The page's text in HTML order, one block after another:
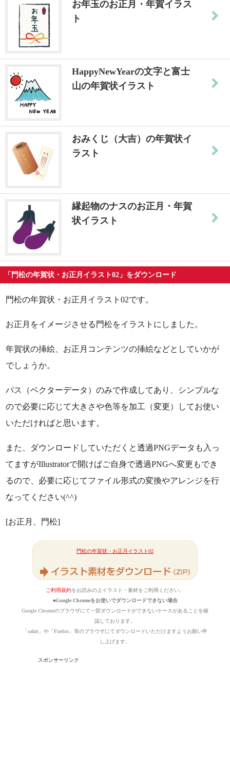
お年玉のお正月・年賀イラス
ト
HappyNewYearの文字と富士
山の年賀状イラスト
おみくじ（大吉）の年賀状イ
ラスト
縁起物のナスのお正月・年賀
状イラスト
「門松の年賀状・お正月イラスト02」をダウンロード
門松の年賀状・お正月イラスト02です。
お正月をイメージさせる門松をイラストにしました。
年賀状の挿絵、お正月コンテンツの挿絵などとしていかが
でしょうか。
パス（ベクターデータ）のみで作成してあり、シンプルな
ので必要に応じて大きさや色等を加工（変更）してお使い
いただければと思います。
また、ダウンロードしていただくと透過PNGデータも入っ
てますがIllustratorで開けばご自身で透過PNGへ変更もでき
るので、必要に応じてファイル形式の変換やアレンジを行
なってください(^^)
[お正月、門松]
門松の年賀状・お正月イラスト02
ご利用規約をお読みの上イラスト・素材をご利用ください。
■Google Chromeをお使いでダウンロードできない場合
Google Chromeのブラウザにて一部ダウンロードができないケースがあることを確
認しております。
「safari」や「Firefox」等のブラウザにてダウンロードいただけますようお願い申
し上げます。
スポンサーリンク